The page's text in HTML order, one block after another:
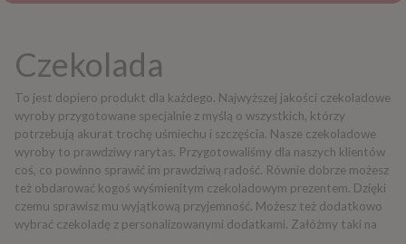
Czekolada
To jest dopiero produkt dla każdego. Najwyższej jakości czekoladowe
wyroby przygotowane specjalnie z myślą o wszystkich, którzy
potrzebują akurat trochę uśmiechu i szczęścia. Nasze czekoladowe
wyroby to prawdziwy rarytas. Przygotowaliśmy dla naszych klientów
coś, co powinno sprawić im prawdziwą radość. Równie dobrze możesz
też obdarować kogoś wyśmienitym czekoladowym prezentem. Dzięki
czemu sprawisz mu wyjątkową przyjemność. Możesz też dodatkowo
wybrać czekoladę z personalizowanymi dodatkami. Załóżmy taki na